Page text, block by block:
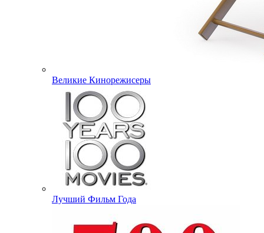
Великие Кинорежисеры
Лучший Фильм Года